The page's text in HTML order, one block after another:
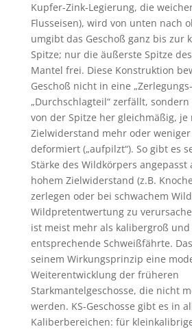
Kupfer-Zink-Legierung, die
Flusseisen), wird von unten nach
umgibt das Geschoß ganz bis zur
Spitze; nur die äußerste Spitze
Mantel frei. Diese Konstruktion
Geschoß nicht in eine
„Durchschlagteil“ zerfällt,
von der Spitze her gleichmäßig, je
Zielwiderstand mehr oder
deformiert („aufpilzt“). So gibt es
Stärke des Wildkörpers angepasst
hohem Zielwiderstand (z.B.
zerlegen oder bei schwachem
Wildpretentwertung zu
ist meist mehr als kalibergroß
entsprechende Schweißfährte.
seinem Wirkungsprinzip eine
Weiterentwicklung der früheren
Starkmantelgeschosse, die nicht
werden. KS-Geschosse gibt es in
Kaliberbereichen: für